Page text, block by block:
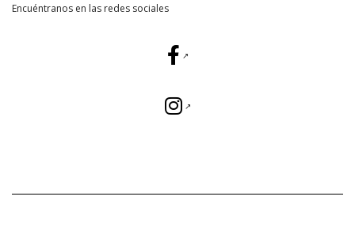
Encuéntranos en las redes sociales